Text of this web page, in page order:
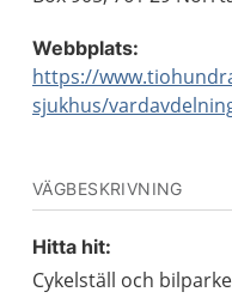
Webbplats:
https://
sjukhus/
VÄGBESKRIVNING
Hitta hit:
Cykelställ och